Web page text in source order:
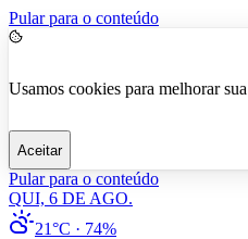
Pular para o conteúdo
Usamos cookies para melhorar
Aceitar
Pular para o conteúdo
QUI, 6 DE AGO.
21°C · 74%